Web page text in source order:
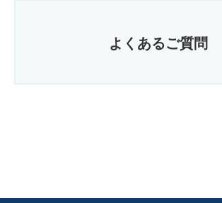
よくあるご質問